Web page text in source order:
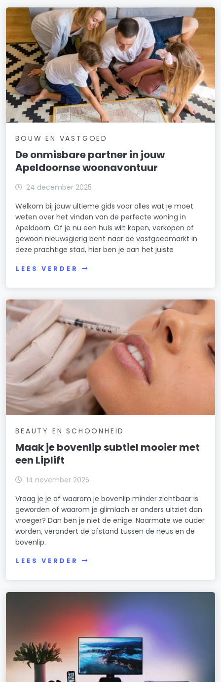
BOUW EN VASTGOED
De onmisbare partner in jouw
Apeldoornse woonavontuur
24 december 2025
Welkom bij jouw ultieme gids voor alles wat je moet
weten over het vinden van de perfecte woning in
Apeldoorn. Of je nu een huis wilt kopen, verkopen of
gewoon nieuwsgierig bent naar de vastgoedmarkt in
deze prachtige stad, hier ben je aan het juiste
LEES VERDER
BEAUTY EN SCHOONHEID
Maak je bovenlip subtiel mooier met
een Liplift
14 november 2025
Vraag je je af waarom je bovenlip minder zichtbaar is
geworden of waarom je glimlach er anders uitziet dan
vroeger? Dan ben je niet de enige. Naarmate we ouder
worden, verandert de afstand tussen de neus en de
bovenlip.
LEES VERDER